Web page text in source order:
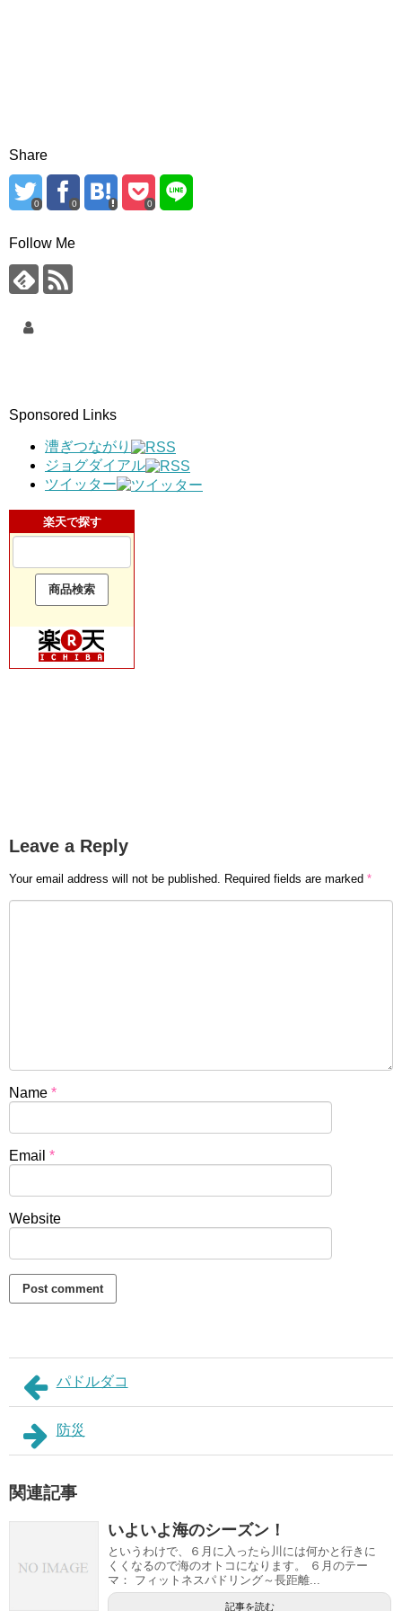
Share
0 0 0
Follow Me
Sponsored Links
漕ぎつながり
ジョグダイアル
ツイッター
楽天で探す
Leave a Reply
Your email address will not be published. Required fields are marked *
Name *
Email *
Website
パドルダコ
防災
関連記事
いよいよ海のシーズン！
というわけで、６月に入ったら川には何かと行きに
くくなるので海のオトコになります。 ６月のテー
マ： フィットネスパドリング～長距離...
記事を読む